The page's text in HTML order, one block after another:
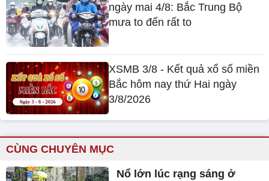
ngày mai 4/8: Bắc Trung Bộ
mưa to đến rất to
XSMB 3/8 - Kết quả xổ số miền
Bắc hôm nay thứ Hai ngày
3/8/2026
CÙNG CHUYÊN MỤC
Nổ lớn lúc rạng sáng ở